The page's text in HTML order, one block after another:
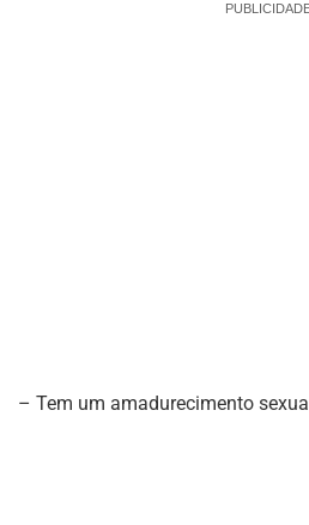
– Tem um amadurecimento